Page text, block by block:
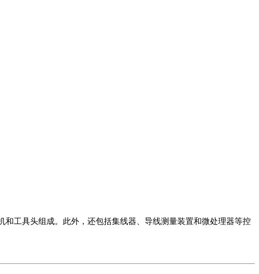
工具头组成。此外，还包括集线器、导线测量装置和微处理器等控